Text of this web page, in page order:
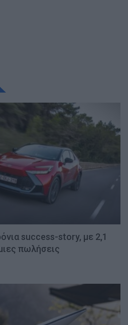
success-story, με 2,1
πωλήσεις